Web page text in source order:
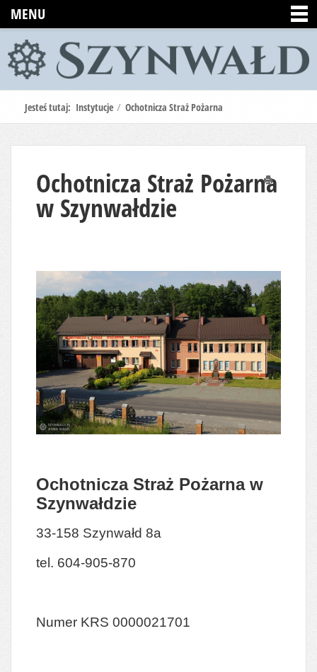
MENU
Jesteś tutaj: Instytucje / Ochotnicza Straż Pożarna
Ochotnicza Straż Pożarna
w Szynwałdzie Drukuj
Ochotnicza Straż Pożarna w
Szynwałdzie
33-158 Szynwałd 8a
tel. 604-905-870
Numer KRS 0000021701